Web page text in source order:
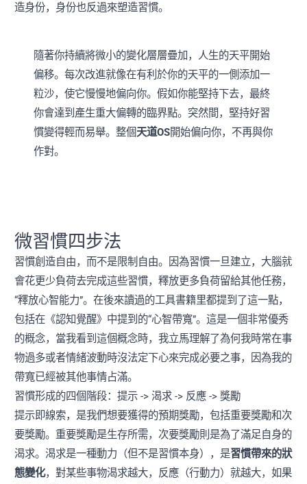
造身份，身份也反過來塑造習慣。
隨著你持續將微小的變化層層疊加，人生的天平開始
偏移。每次改進就像在有利於你的天平的一側添加一
粒沙，使它慢慢地偏向你。假如你能堅持下去，最終
你會達到產生重大偏轉的臨界點。突然間，堅持好習
慣變得輕而易舉。整個天道OS開始偏向你，不再與你
作對。
微習慣四步法
習慣創造自由，而不是限制自由。因為習慣一旦建立，大腦就
會花更少負荷去完成這些習慣，釋放更多負荷留給其他任務，
“釋放心智能力”。在後來讀過的工具書籍里都提到了這一點，
包括在《認知覺醒》中提到的“心智帶寬”。這是一個非常優秀
的概念，當我看到這個概念時，我立馬理解了為何我時常在事
物過多或者情緒波動時沒法定下心來完成必要之事，因為我的
帶寬已經被其他事情占滿。
習慣形成的四個階段：提示 -> 渴求 -> 反應 -> 獎勵
提示即線索，是我們想要獲得的預期獎勵，包括重要獎勵和次
要獎勵。重要獎勵是生存所需，次要獎勵則是為了滿足自身的
渴求。渴求是一種動力（但不是習慣本身），是習慣帶來的狀
態變化，對某些事物渴求越大，反應（行動力）就越大，如果